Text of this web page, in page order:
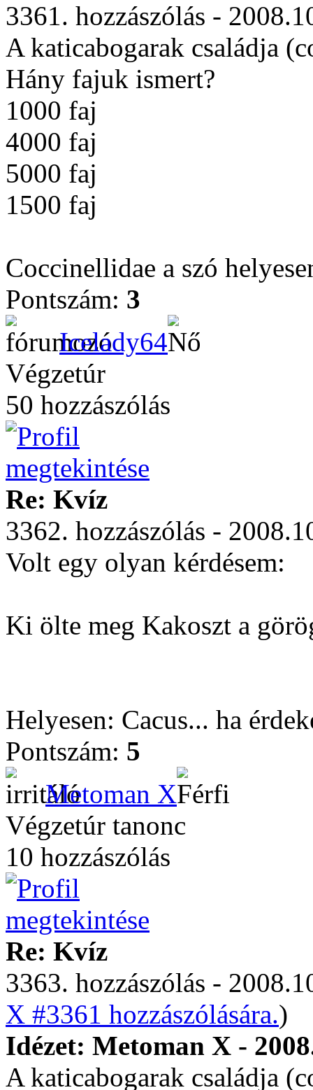
3361. hozzászólás -
A katicabogarak családja
Hány fajuk ismert?
1000 faj
4000 faj
5000 faj
1500 faj
Coccinellidae a szó
Pontszám: 3
Icelady64
Végzetúr
50 hozzászólás
Re: Kvíz
3362. hozzászólás -
Volt egy olyan kérdésem:
Ki ölte meg Kakoszt a
Helyesen: Cacus... ha
Pontszám: 5
Metoman X
Végzetúr tanonc
10 hozzászólás
Re: Kvíz
3363. hozzászólás -
X #3361 hozzászólására.)
Idézet: Metoman X -
A katicabogarak családja